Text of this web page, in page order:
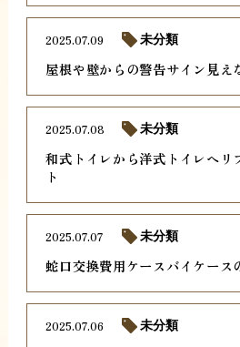
屋根や壁からの警告サイン見え
2025.07.09 未分類
和式トイレから洋式トイレへリ
ト
2025.07.08 未分類
蛇口交換費用ケースバイケース
2025.07.07 未分類
2025.07.06 未分類